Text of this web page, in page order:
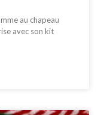
au chapeau
avec son kit